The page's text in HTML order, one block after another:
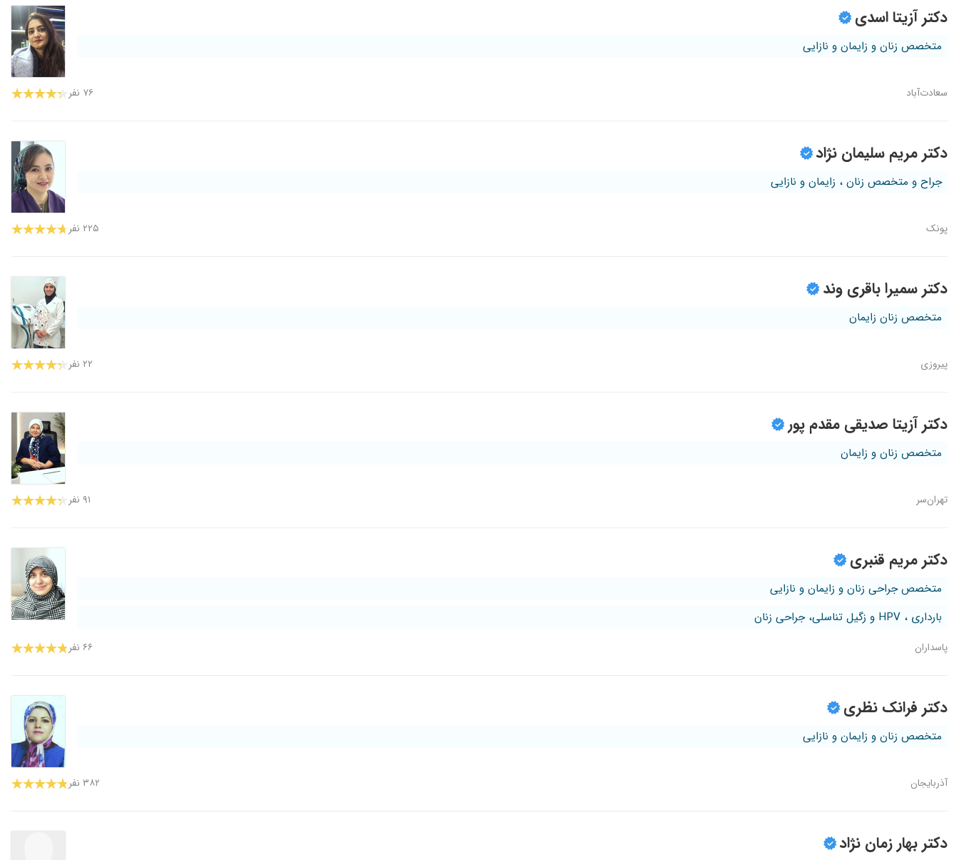
دکتر آزیتا اسدی
متخصص زنان و زایمان و نازایی
سعادت‌آباد ۷۶ نفر
دکتر مریم سلیمان نژاد
جراح و متخصص زنان ، زایمان و نازایی
پونک ۲۲۵ نفر
دکتر سمیرا باقری وند
متخصص زنان زایمان
پیروزی ۲۲ نفر
دکتر آزیتا صدیقی مقدم پور
متخصص زنان و زایمان
تهران‌سر ۹۱ نفر
دکتر مریم قنبری
متخصص جراحی زنان و زایمان و نازایی
بارداری ، HPV و زگیل تناسلی، جراحی زنان
پاسداران ۶۶ نفر
دکتر فرانک نظری
متخصص زنان و زایمان و نازایی
آذربایجان ۳۸۲ نفر
دکتر بهار زمان نژاد